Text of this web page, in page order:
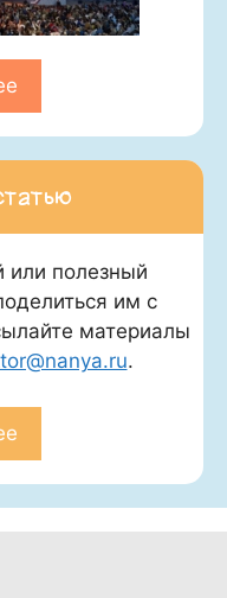
или полезный
им с
материалы
.